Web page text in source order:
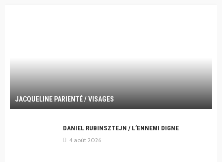
JACQUELINE PARIENTÉ / VISAGES
DANIEL RUBINSZTEJN / L’ENNEMI DIGNE
4 août 2026